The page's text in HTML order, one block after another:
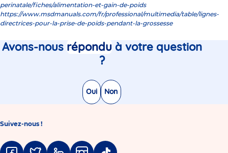
perinatale/fiches/alimentation-et-gain-de-poids
https://www.msdmanuals.com/fr/professional/multimedia/table/lignes-
directrices-pour-la-prise-de-poids-pendant-la-grossesse
Avons-nous réponduà votre question
?
Non
Oui
Suivez-nous !